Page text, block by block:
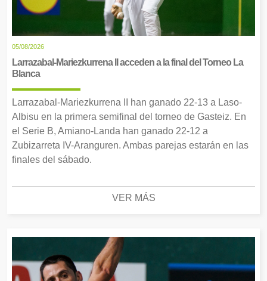
05/08/2026
Larrazabal-Mariezkurrena II acceden a la final del Torneo La
Blanca
Larrazabal-Mariezkurrena II han ganado 22-13 a Laso-
Albisu en la primera semifinal del torneo de Gasteiz. En
el Serie B, Amiano-Landa han ganado 22-12 a
Zubizarreta IV-Aranguren. Ambas parejas estarán en las
finales del sábado.
VER MÁS